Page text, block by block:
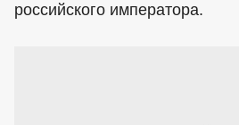
российского императора.